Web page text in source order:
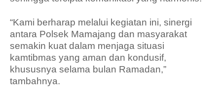
“Kami berharap melalui kegiatan ini, sinergi
antara Polsek Mamajang dan masyarakat
semakin kuat dalam menjaga situasi
kamtibmas yang aman dan kondusif,
khususnya selama bulan Ramadan,”
tambahnya.